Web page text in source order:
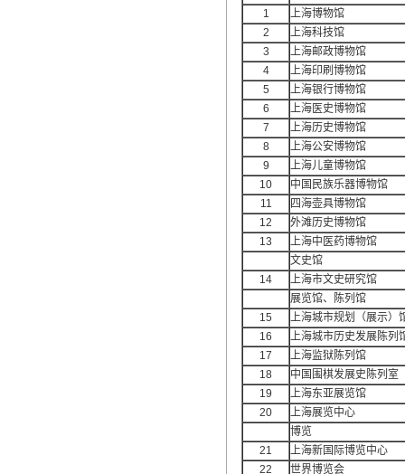
1
上海博物馆
2
上海科技馆
3
上海邮政博物馆
4
上海印刷博物馆
5
上海银行博物馆
6
上海医史博物馆
7
上海历史博物馆
8
上海公安博物馆
9
上海儿童博物馆
10
中国民族乐器博物馆
11
四海壶具博物馆
12
外滩历史博物馆
13
上海中医药博物馆
文史馆
14
上海市文史研究馆
展览馆、陈列馆
15
上海城市规划（展示）
16
上海城市历史发展陈列
17
上海监狱陈列馆
18
中国围棋发展史陈列室
19
上海东亚展览馆
20
上海展览中心
博览
21
上海新国际博览中心
22
世界博览会